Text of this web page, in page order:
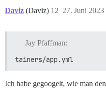
Daviz (Daviz) 27. Juni
12
Jay Pfaffman:
tainers/app.yml
Ich habe gegoogelt, wie man